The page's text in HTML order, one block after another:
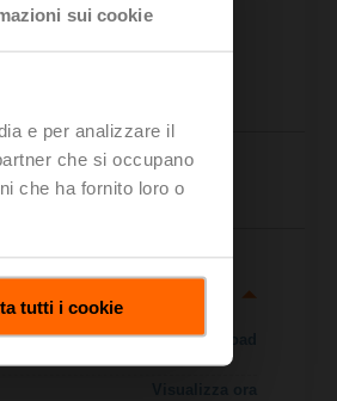
sui cookie
e per analizzare il
che si occupano
che ha fornito loro o
tutti i cookie
Download